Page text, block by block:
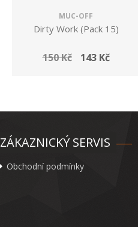
MUC-OFF
Dirty Work (Pack 15)
150 Kč 143 Kč
ZÁKAZNICKÝ SERVIS
Obchodní podmínky